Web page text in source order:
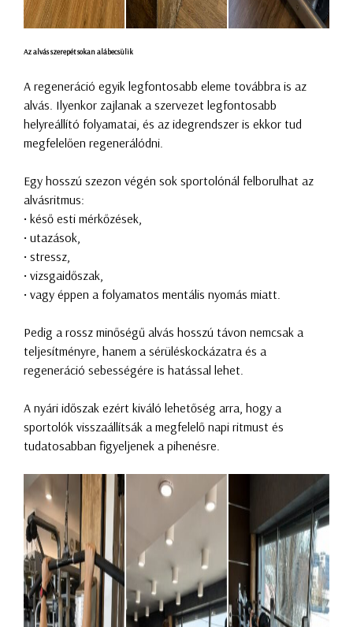
Az alvás szerepét sokan alábecsülik
A regeneráció egyik legfontosabb eleme továbbra is az
alvás. Ilyenkor zajlanak a szervezet legfontosabb
helyreállító folyamatai, és az idegrendszer is ekkor tud
megfelelően regenerálódni.
Egy hosszú szezon végén sok sportolónál felborulhat az
alvásritmus:
• késő esti mérkőzések,
• utazások,
• stressz,
• vizsgaidőszak,
• vagy éppen a folyamatos mentális nyomás miatt.
Pedig a rossz minőségű alvás hosszú távon nemcsak a
teljesítményre, hanem a sérüléskockázatra és a
regeneráció sebességére is hatással lehet.
A nyári időszak ezért kiváló lehetőség arra, hogy a
sportolók visszaállítsák a megfelelő napi ritmust és
tudatosabban figyeljenek a pihenésre.